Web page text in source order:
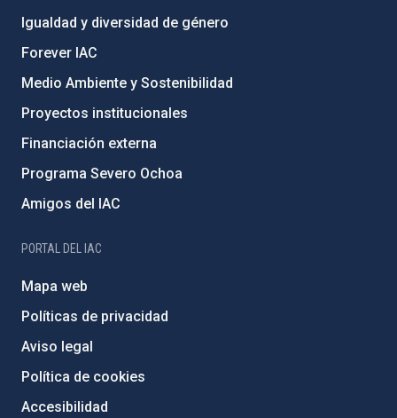
Igualdad y diversidad de género
Forever IAC
Medio Ambiente y Sostenibilidad
Proyectos institucionales
Financiación externa
Programa Severo Ochoa
Amigos del IAC
PORTAL DEL IAC
Mapa web
Políticas de privacidad
Aviso legal
Política de cookies
Accesibilidad